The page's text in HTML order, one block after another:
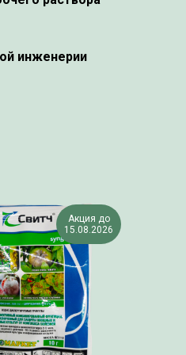
инженерии
Акция до
15.08.2026